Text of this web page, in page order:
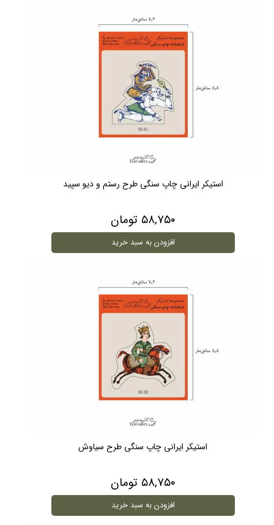
استیکر ایرانی چاپ سنگی طرح رستم و دیو سپید
۵۸,۷۵۰ تومان
افزودن به سبد خرید
استیکر ایرانی چاپ سنگی طرح سیاوش
۵۸,۷۵۰ تومان
افزودن به سبد خرید